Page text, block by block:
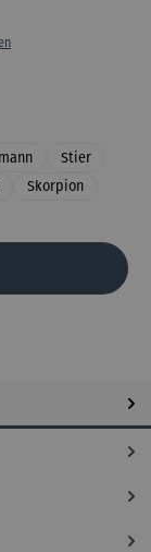
nicht verfügbar.)
Stier
nicht verfügbar.)
Skorpion